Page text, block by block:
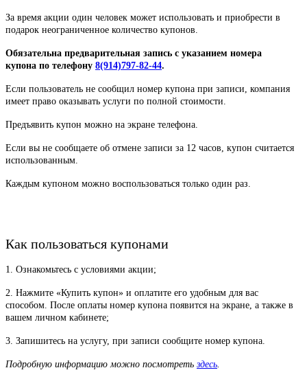
За время акции один человек может использовать и приобрести в
подарок неограниченное количество купонов.
Обязательна предварительная запись с указанием номера
купона по телефону 8(914)797-82-44.
Если пользователь не сообщил номер купона при записи, компания
имеет право оказывать услуги по полной стоимости.
Предъявить купон можно на экране телефона.
Если вы не сообщаете об отмене записи за 12 часов, купон считается
использованным.
Каждым купоном можно воспользоваться только один раз.
Как пользоваться купонами
1. Ознакомьтесь с условиями акции;
2. Нажмите «Купить купон» и оплатите его удобным для вас
способом. После оплаты номер купона появится на экране, а также в
вашем личном кабинете;
3. Запишитесь на услугу, при записи сообщите номер купона.
Подробную информацию можно посмотреть здесь